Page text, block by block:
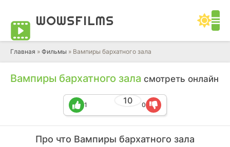
WOWSFILMS
Главная » Фильмы » Вампиры бархатного зала
Вампиры бархатного зала смотреть онлайн
10
1 0
Про что Вампиры бархатного зала